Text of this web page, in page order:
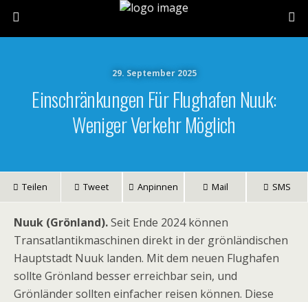
29. September 2025
Einschränkungen Für Flughafen Nuuk:
Weniger Verkehr Möglich
Teilen Tweet Anpinnen Mail SMS
Nuuk (Grönland).Seit Ende 2024 können
Transatlantikmaschinen direkt in der grönländischen
Hauptstadt Nuuk landen. Mit dem neuen Flughafen
sollte Grönland besser erreichbar sein, und
Grönländer sollten einfacher reisen können. Diese